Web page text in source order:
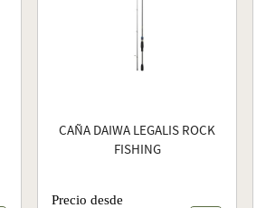
CAÑA DAIWA LEGALIS ROCK
FISHING
Precio desde